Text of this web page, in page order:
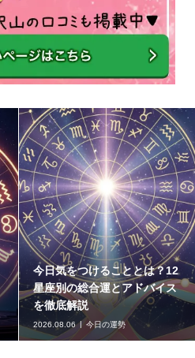
今日気をつけることとは？12
星座別の総合運とアドバイス
を徹底解説
2026.08.06 今日の運勢